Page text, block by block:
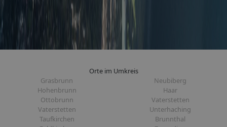
Orte im Umkreis
Grasbrunn
Neubiberg
Hohenbrunn
Haar
Ottobrunn
Vaterstetten
Vaterstetten
Unterhaching
Taufkirchen
Brunnthal